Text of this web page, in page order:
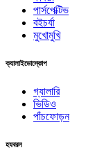
পার্সপেক্টিভ
বইচর্যা
মুখোমুখি
ক্যালাইডোস্কোপ
গ্যালারি
ভিডিও
পাঁচফোড়ন
হযবরল